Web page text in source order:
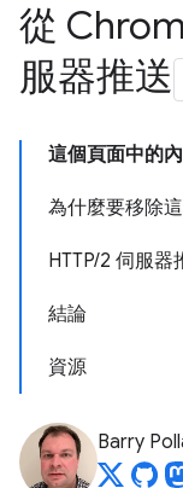
從
服器推送
這個頁面中的
為什麼要移除
HTTP/2 伺服器
結論
資源
Barry